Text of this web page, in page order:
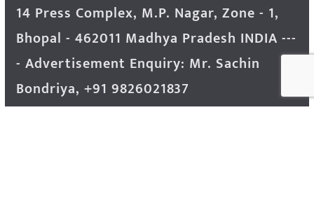
14 Press Complex, M.P. Nagar, Zone - 1,
Bhopal - 462011 Madhya Pradesh INDIA ---
- Advertisement Enquiry: Mr. Sachin
Bondriya, +91 9826021837